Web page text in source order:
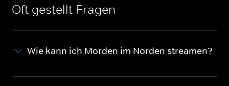
Oft gestellt Fragen
Wie kann ich Morden im Norden streamen?